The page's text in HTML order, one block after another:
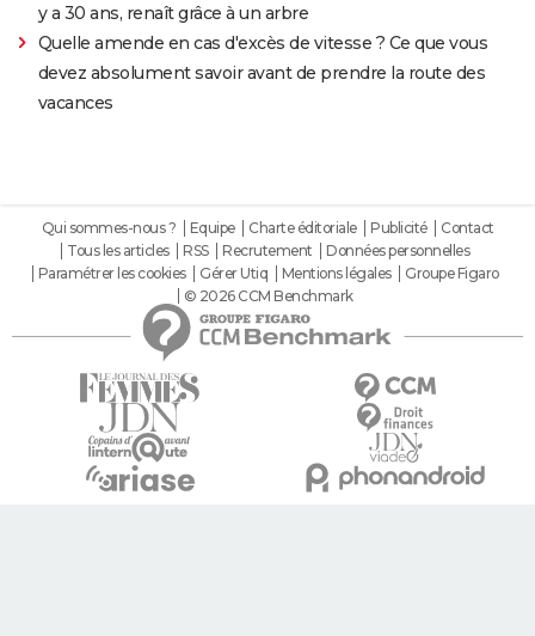
y a 30 ans, renaît grâce à un arbre
Quelle amende en cas d'excès de vitesse ? Ce que vous
devez absolument savoir avant de prendre la route des
vacances
Qui sommes-nous ? Equipe Charte éditoriale Publicité
Contact
Tous les articles
RSS Recrutement
Données personnelles
Paramétrer les cookies
Gérer Utiq Mentions légales
Groupe Figaro
© 2026 CCM Benchmark